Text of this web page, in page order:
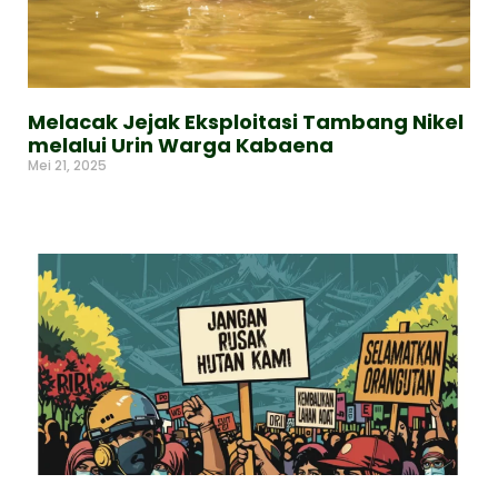
Melacak Jejak Eksploitasi Tambang Nikel
melalui Urin Warga Kabaena
Mei 21, 2025